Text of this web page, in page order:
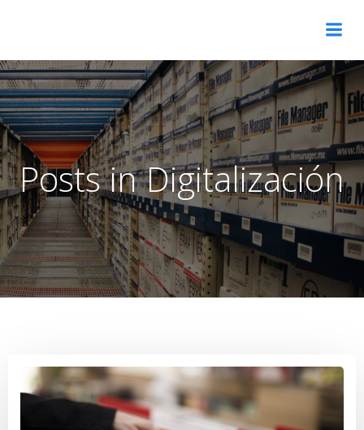
Posts in Digitalización